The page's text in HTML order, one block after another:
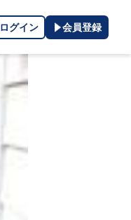
ログイン 会員登録